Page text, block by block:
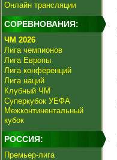
Онлайн трансляции
СОРЕВНОВАНИЯ:
ЧМ 2026
Лига чемпионов
Лига Европы
Лига конференций
Лига наций
Клубный ЧМ
Суперкубок УЕФА
Межконтинентальный
кубок
РОССИЯ:
Премьер-лига